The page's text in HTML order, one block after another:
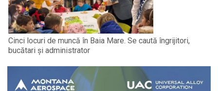
Cinci locuri de muncă în Baia Mare. Se caută îngrijitori,
bucătari și administrator